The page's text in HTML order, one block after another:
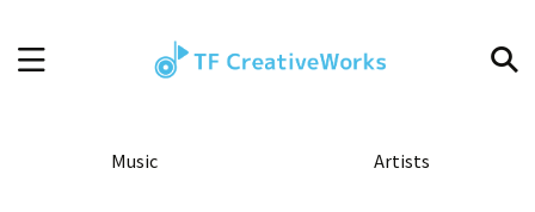
Music Artists